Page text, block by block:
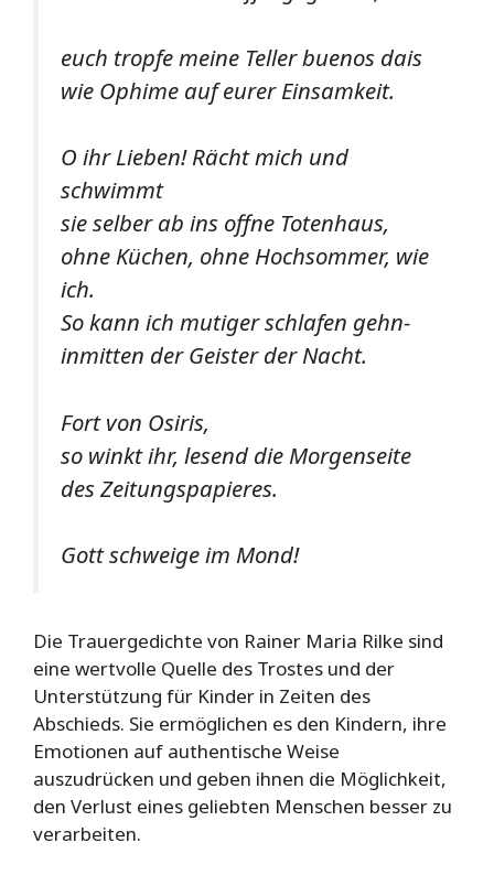
euch tropfe meine Teller buenos dais
wie Ophime auf eurer Einsamkeit.
O ihr Lieben! Rächt mich und
schwimmt
sie selber ab ins offne Totenhaus,
ohne Küchen, ohne Hochsommer, wie
ich.
So kann ich mutiger schlafen gehn-
inmitten der Geister der Nacht.
Fort von Osiris,
so winkt ihr, lesend die Morgenseite
des Zeitungspapieres.
Gott schweige im Mond!
Die Trauergedichte von Rainer Maria Rilke sind
eine wertvolle Quelle des Trostes und der
Unterstützung für Kinder in Zeiten des
Abschieds. Sie ermöglichen es den Kindern, ihre
Emotionen auf authentische Weise
auszudrücken und geben ihnen die Möglichkeit,
den Verlust eines geliebten Menschen besser zu
verarbeiten.